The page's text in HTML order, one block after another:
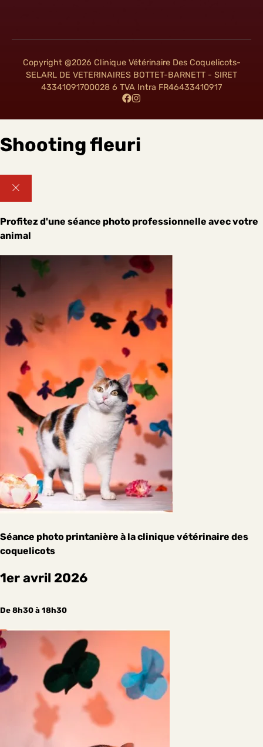
Copyright @2026 Clinique Vétérinaire Des Coquelicots-
SELARL DE VETERINAIRES BOTTET-BARNETT - SIRET
43341091700028 6 TVA Intra FR46433410917
Shooting fleuri
Profitez d'une séance photo professionnelle avec votre
animal
Séance photo printanière à la clinique vétérinaire des
coquelicots
1er avril 2026
De 8h30 à 18h30